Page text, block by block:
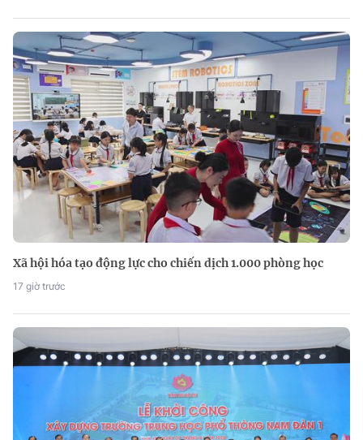
Xã hội hóa tạo động lực cho chiến dịch 1.000 phòng học
17 giờ trước